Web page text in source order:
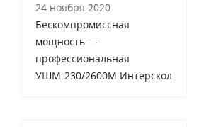
24 ноября 2020
Бескомпромиссная
мощность —
профессиональная
УШМ-230/2600М Интерскол